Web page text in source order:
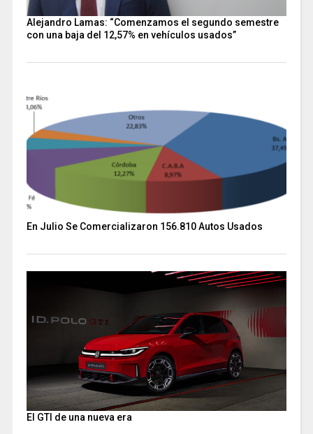
Alejandro Lamas: “Comenzamos el segundo semestre
con una baja del 12,57% en vehículos usados”
En Julio Se Comercializaron 156.810 Autos Usados
El GTI de una nueva era